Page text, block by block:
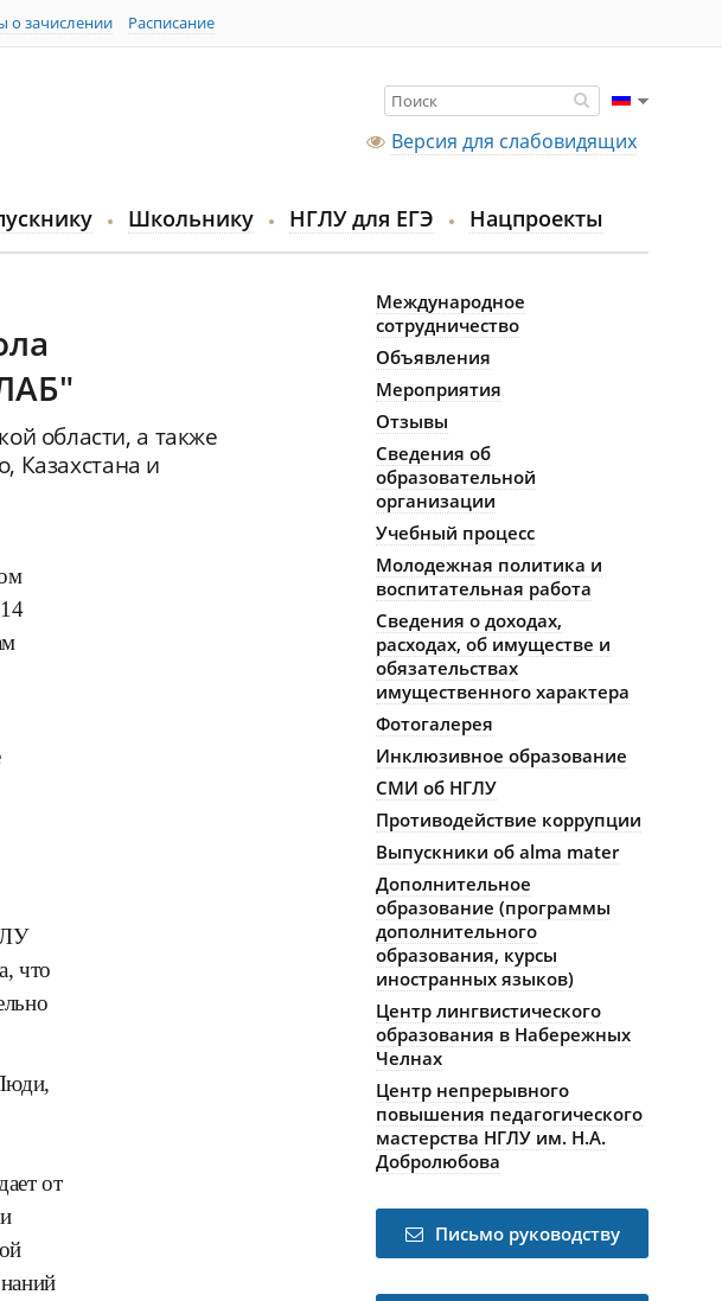
о зачислении Расписание
Версия для слабовидящих
Школьнику НГЛУ для ЕГЭ Нацпроекты
области, а также
Казахстана и
что
от
Международное
сотрудничество
Объявления
Мероприятия
Отзывы
Сведения об
образовательной
организации
Учебный процесс
Молодежная политика и
воспитательная работа
Сведения о доходах,
расходах, об имуществе и
обязательствах
имущественного характера
Фотогалерея
Инклюзивное образование
СМИ об НГЛУ
Противодействие коррупции
Выпускники об alma mater
Дополнительное
образование (программы
дополнительного
образования, курсы
иностранных языков)
Центр лингвистического
образования в Набережных
Челнах
Центр непрерывного
повышения педагогического
мастерства НГЛУ им. Н.А.
Добролюбова
Письмо руководству